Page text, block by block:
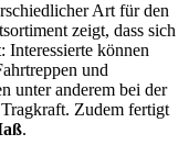
Art für den
zeigt, dass sich
Interessierte können
und
unter anderem bei der
Zudem fertigt
.